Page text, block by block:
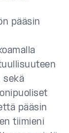
pääsin
sekä
pääsin
tiimieni